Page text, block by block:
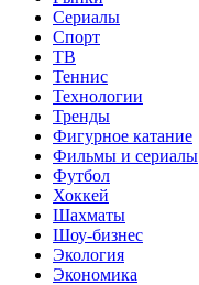
Сериалы
Спорт
ТВ
Теннис
Технологии
Тренды
Фигурное катание
Фильмы и сериалы
Футбол
Хоккей
Шахматы
Шоу-бизнес
Экология
Экономика